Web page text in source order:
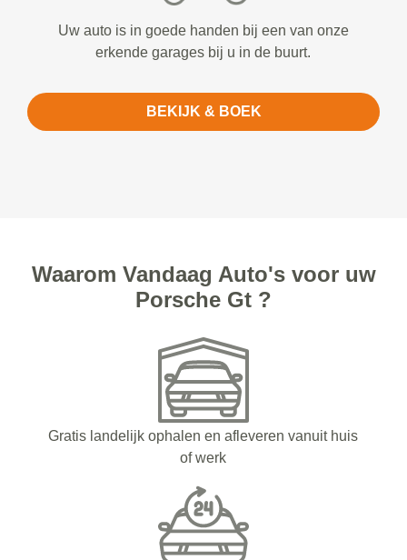
Uw auto is in goede handen bij een van onze
erkende garages bij u in de buurt.
BEKIJK & BOEK
Waarom Vandaag Auto's voor uw
Porsche Gt ?
Gratis landelijk ophalen en afleveren vanuit huis
of werk